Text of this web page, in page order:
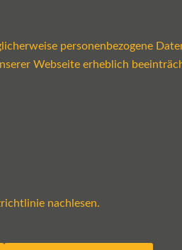
personenbezogene
Webseite erheblich
nachlesen.